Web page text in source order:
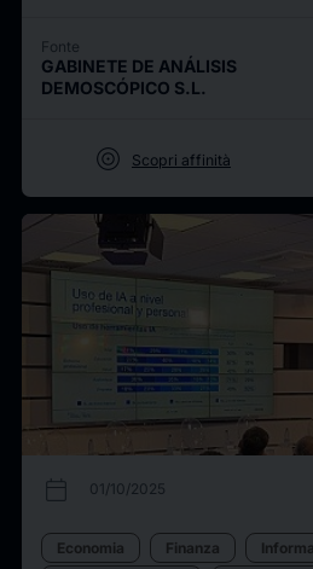
Fonte
GABINETE DE ANÁLISIS
DEMOSCÓPICO S.L.
target Scopri affinità
calendar_today 01/10/2025
Economia Finanza